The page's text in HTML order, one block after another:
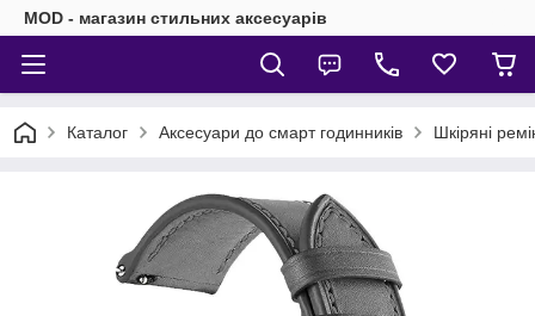
MOD - магазин стильних аксесуарів
Каталог Аксесуари до смарт годинників Шкіряні